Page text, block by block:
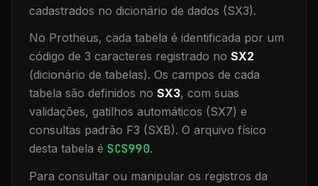
cadastrados no dicionário de dados (SX3).
No Protheus, cada tabela é identificada por um
código de 3 caracteres registrado no SX2
(dicionário de tabelas). Os campos de cada
tabela são definidos no SX3, com suas
validações, gatilhos automáticos (SX7) e
consultas padrão F3 (SXB). O arquivo físico
desta tabela é SCS990.
Para consultar ou manipular os registros da